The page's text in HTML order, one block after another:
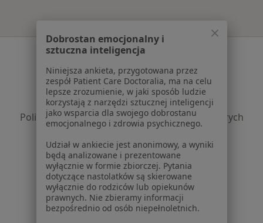
Serwis
Regulamin
Polityka prywatności pacjentów
Polityka prywatności profesjonalistów
Polityka prywatności dla profesjonalistów, których
dane pozyskaliśmy samodzielnie
Polityka cookies
Jak działają wyniki wyszukiwania
Dostępność
O nas
Praca Rekrutujemy!
Partnerzy
Dobrostan emocjonalny i
sztuczna inteligencja
Niniejsza ankieta, przygotowana przez
zespół Patient Care Doctoralia, ma na celu
lepsze zrozumienie, w jaki sposób ludzie
korzystają z narzędzi sztucznej inteligencji
jako wsparcia dla swojego dobrostanu
emocjonalnego i zdrowia psychicznego.
Udział w ankiecie jest anonimowy, a wyniki
będą analizowane i prezentowane
wyłącznie w formie zbiorczej. Pytania
dotyczące nastolatków są skierowane
wyłącznie do rodziców lub opiekunów
prawnych. Nie zbieramy informacji
bezpośrednio od osób niepełnoletnich.